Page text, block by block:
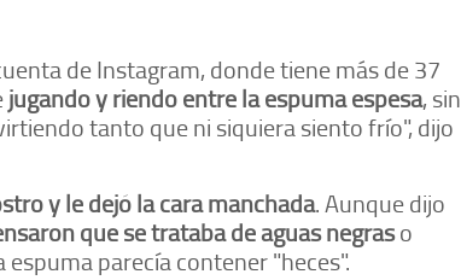
de Instagram, donde tiene más de 37
jugando y riendo entre la espuma espesa, sin
tanto que ni siquiera siento frío", dijo
y le dejó la cara manchada. Aunque dijo
que se trataba de aguas negraso
parecía contener "heces".